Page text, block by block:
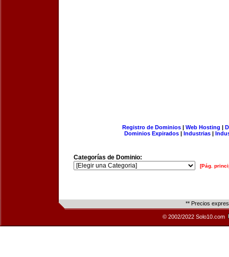
Registro de Dominios| Web Hosting |
Dominios Expirados | Industrias |
Categorías de Dominio:
[Pág.
** Precios
© 2002/2022 Solo10.com